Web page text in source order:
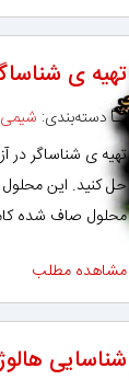
تهیه ی
دسته‌بندی:
حل کنید. این
محلول صاف شده
مشاهده مطلب
شناسایی